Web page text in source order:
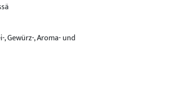
Gewürz-, Aroma- und